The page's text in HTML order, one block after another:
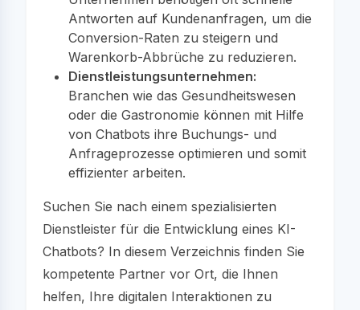
Antworten auf Kundenanfragen, um die
Conversion-Raten zu steigern und
Warenkorb-Abbrüche zu reduzieren.
Dienstleistungsunternehmen:
Branchen wie das Gesundheitswesen
oder die Gastronomie können mit Hilfe
von Chatbots ihre Buchungs- und
Anfrageprozesse optimieren und somit
effizienter arbeiten.
Suchen Sie nach einem spezialisierten
Dienstleister für die Entwicklung eines KI-
Chatbots? In diesem Verzeichnis finden Sie
kompetente Partner vor Ort, die Ihnen
helfen, Ihre digitalen Interaktionen zu